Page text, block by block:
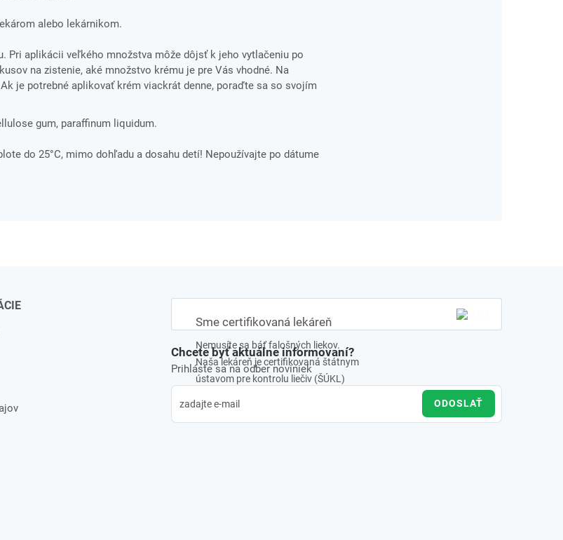
alebo lekárnikom.
Pri aplikácii veľkého množstva môže dôjsť k jeho vytlačeniu po
na zistenie, aké množstvo krému je pre Vás vhodné. Na
je potrebné aplikovať krém viackrát denne, poraďte sa so svojím
gum, paraffinum liquidum.
do 25°C, mimo dohľadu a dosahu detí! Nepoužívajte po dátume
Sme certifikovaná lekáreň
Nemusíte sa báť falošných liekov.
Naša lekáreň je certifikovaná štátnym
ústavom pre kontrolu liečiv (ŠÚKL)
Chcete byť aktuálne informovaní?
Prihláste sa na odber noviniek
ODOSLAŤ